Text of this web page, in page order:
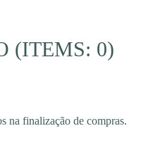
(ITEMS: 0)
na finalização de compras.